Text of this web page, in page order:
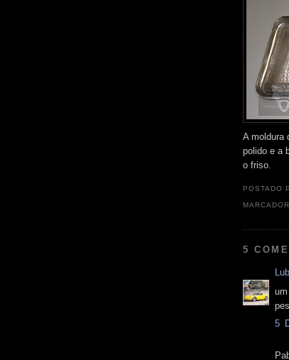
A moldura
polido e a
o friso.
POSTADO
5
5